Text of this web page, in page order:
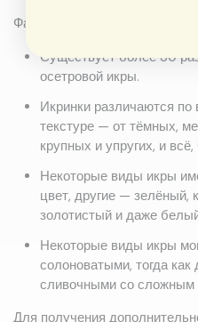
Факты для начинающих:
Существует более 30
осетровой икры.
Икринки различаются по
текстуре — от тёмных,
крупных и упругих, и
Некоторые виды икры
цвет, другие — зелёный,
золотистый и даже
Некоторые виды икры
солоноватыми, тогда
сливочными со
Для получения